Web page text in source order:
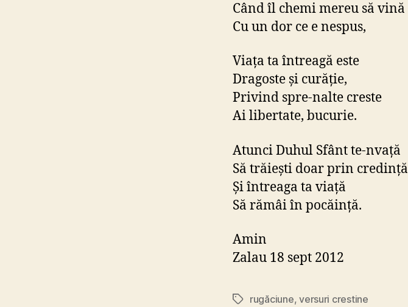
Când îl chemi mereu să vină
Cu un dor ce e nespus,
Viaţa ta întreagă este
Dragoste şi curăţie,
Privind spre-nalte creste
Ai libertate, bucurie.
Atunci Duhul Sfânt te-nvaţă
Să trăieşti doar prin credinţă
Şi întreaga ta viaţă
Să rămâi în pocăinţă.
Amin
Zalau 18 sept 2012
Eticheterugăciune,versuri crestine